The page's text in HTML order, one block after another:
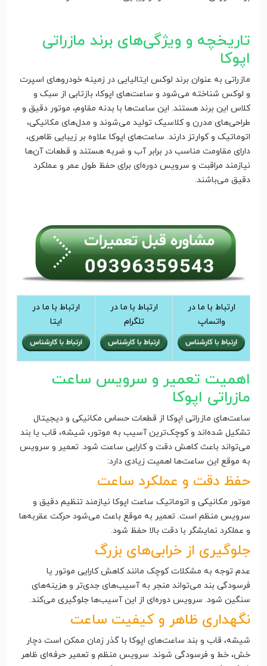
تاریخچه و ویژگی‌های برند مازراتی
اپوکا
مازراتی به عنوان برند لوکس ایتالیایی در زمینه خودروهای اسپرت
و لوکس شناخته می‌شود و ساعت‌های اپوکا، بازتابی از سبک و
کلاس این برند هستند. این ساعت‌ها با بدنه مقاوم، موتور دقیق و
طراحی‌های مدرن و کلاسیک تولید می‌شوند و مدل‌های مکانیکی،
اتوماتیک و کوارتز دارند. ساعت‌های اپوکا علاوه بر زیبایی ظاهری،
دارای مقاومت مناسب در برابر آب و ضربه هستند و قطعات آن‌ها
نیازمند مراقبت و سرویس دوره‌ای برای حفظ طول عمر و عملکرد
دقیق می‌باشند.
ارتباط با ما در
واتساپ
ارتباط با ما در
تلگرام
ارتباط با ما در
ایتا
اهمیت تعمیر و سرویس ساعت
مازراتی اپوکا
ساعت‌های مازراتی اپوکا از قطعات حساس مکانیکی و دیجیتال
تشکیل شده‌اند و کوچک‌ترین آسیب به موتور، شیشه، قاب یا بند
می‌تواند باعث کاهش دقت و کارایی ساعت شود. تعمیر و سرویس
به موقع این ساعت‌ها اهمیت زیادی دارد:
حفظ دقت و عملکرد ساعت
موتور مکانیکی و اتوماتیک ساعت اپوکا نیازمند تنظیم دقیق و
سرویس منظم است. تعمیر به موقع باعث می‌شود حرکت عقربه‌ها
و عملکرد نمایشگر با دقت بالا حفظ شود.
جلوگیری از خرابی‌های بزرگ
عدم توجه به مشکلات کوچک مانند کاهش کارایی موتور یا
فرسودگی بند می‌تواند منجر به آسیب‌های جدی‌تر و هزینه‌های
سنگین شود. سرویس دوره‌ای از این آسیب‌ها جلوگیری می‌کند.
نگهداری ظاهر و کیفیت ساعت
شیشه، قاب و بند ساعت‌های اپوکا با گذر زمان ممکن است دچار
خش، خط و فرسودگی شوند. سرویس منظم و تعمیر حرفه‌ای ظاهر